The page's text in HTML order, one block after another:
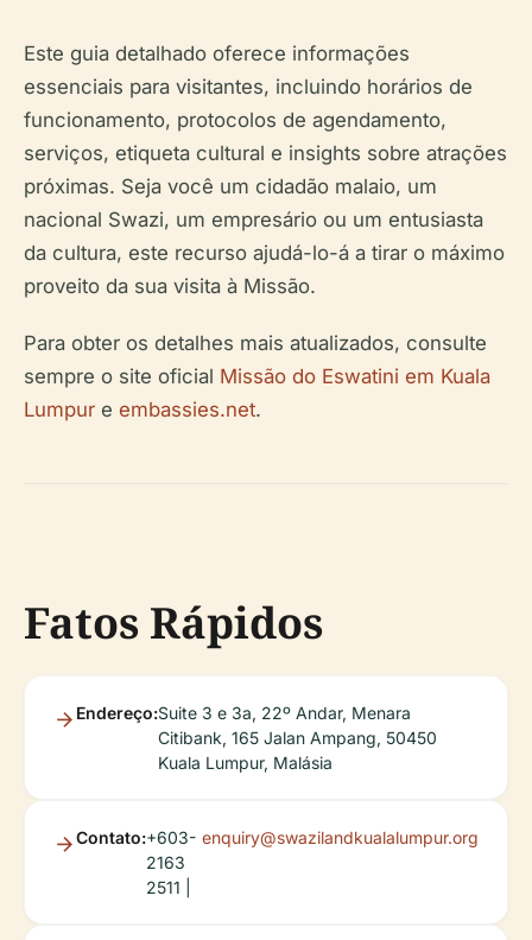
Este guia detalhado oferece informações
essenciais para visitantes, incluindo horários de
funcionamento, protocolos de agendamento,
serviços, etiqueta cultural e insights sobre atrações
próximas. Seja você um cidadão malaio, um
nacional Swazi, um empresário ou um entusiasta
da cultura, este recurso ajudá-lo-á a tirar o máximo
proveito da sua visita à Missão.
Para obter os detalhes mais atualizados, consulte
sempre o site oficial Missão do Eswatini em Kuala
Lumpur e embassies.net.
Fatos Rápidos
Endereço:Suite 3 e 3a, 22º Andar, Menara
Citibank, 165 Jalan Ampang, 50450
Kuala Lumpur, Malásia
Contato:+603-
2163
2511 |
enquiry@swazilandkualalumpur.org